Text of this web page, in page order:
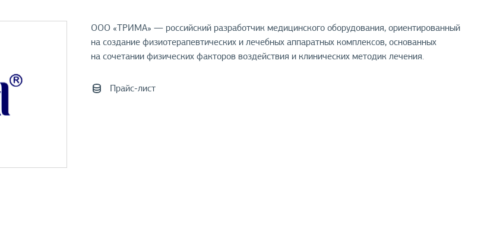
ООО «ТРИМА» — российский разработчик медицинского оборудования, ориентированный
на создание физиотерапевтических и лечебных аппаратных комплексов, основанных
на сочетании физических факторов воздействия и клинических методик лечения.
Прайс-лист